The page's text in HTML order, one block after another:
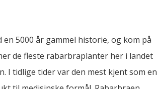
5000 år gammel historie, og kom på
de fleste rabarbraplanter her i landet
I tidlige tider var den mest kjent som en